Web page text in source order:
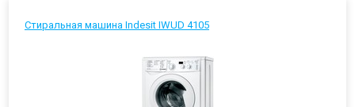
Стиральная машина Indesit IWUD 4105